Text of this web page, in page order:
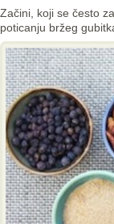
Začini, koji se često
poticanju bržeg